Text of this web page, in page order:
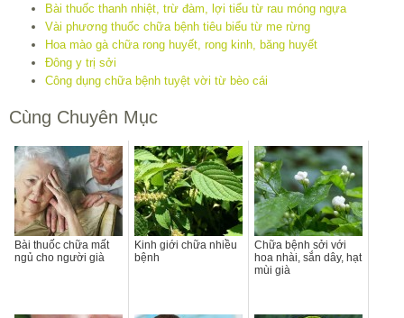
Bài thuốc thanh nhiệt, trừ đàm, lợi tiểu từ rau móng ngựa
Vài phương thuốc chữa bệnh tiêu biểu từ me rừng
Hoa mào gà chữa rong huyết, rong kinh, băng huyết
Đông y trị sởi
Công dụng chữa bệnh tuyệt vời từ bèo cái
Cùng Chuyên Mục
Bài thuốc chữa mất
ngủ cho người già
Kinh giới chữa nhiều
bệnh
Chữa bệnh sởi với
hoa nhài, sắn dây, hạt
mùi già